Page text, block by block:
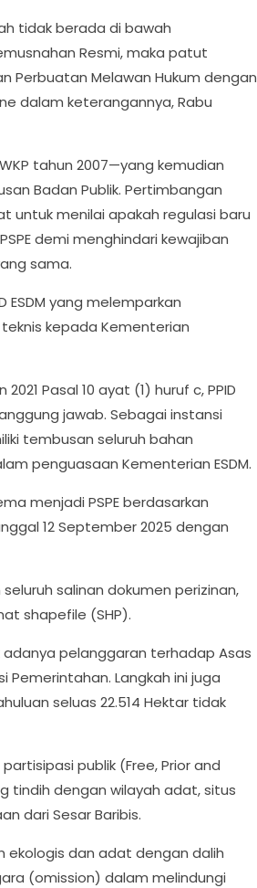
tidak berada di bawah
Resmi, maka patut
Perbuatan Melawan Hukum dengan
dalam keterangannya, Rabu
tahun 2007—yang kemudian
Badan Publik. Pertimbangan
untuk menilai apakah regulasi baru
demi menghindari kewajiban
sama.
yang melemparkan
teknis kepada Kementerian
Pasal 10 ayat (1) huruf c, PPID
jawab. Sebagai instansi
tembusan seluruh bahan
penguasaan Kementerian ESDM.
menjadi PSPE berdasarkan
12 September 2025 dengan
salinan dokumen perizinan,
shapefile (SHP).
pelanggaran terhadap Asas
Pemerintahan. Langkah ini juga
seluas 22.514 Hektar tidak
publik (Free, Prior and
tindih dengan wilayah adat, situs
dari Sesar Baribis.
ekologis dan adat dengan dalih
(omission) dalam melindungi